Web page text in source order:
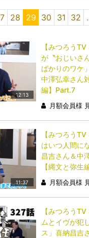
28 29 30 31 32
12:13
【みつろう
が〝おじいさ
ばかりのワケ
中澤弘幸さん
編】Part.7
月額会員様
11:37
【みつろう
はいつ人間に
昌吉さん＆中
【縄文と弥生
月額会員様
【みつろう
ムとイヴが犯
ス」喜納昌吉